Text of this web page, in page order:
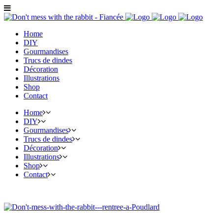
Home
DIY
Gourmandises
Trucs de dindes
Décoration
Illustrations
Shop
Contact
Home
DIY
Gourmandises
Trucs de dindes
Décoration
Illustrations
Shop
Contact